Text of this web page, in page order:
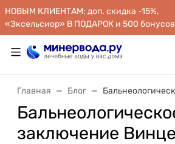
НОВЫМ КЛИЕНТАМ: доп. скидка -15%,
«Эксельсиор» В ПОДАРОК и 500 бонусов
Главная Блог
заключение